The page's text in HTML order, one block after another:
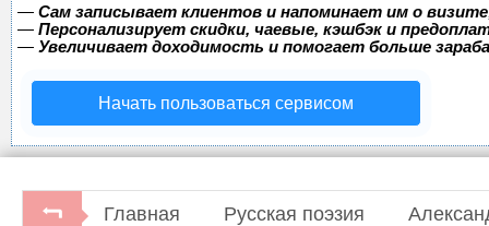
— Сам записывает клиентов и напоминает им о
— Персонализирует скидки, чаевые, кэшбэк и
— Увеличивает доходимость и помогает больше
Начать пользоваться сервисом
Главная Русская поэзия